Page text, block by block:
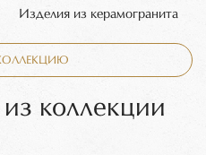
Изделия из керамогранита
коллекции